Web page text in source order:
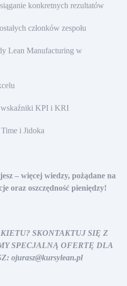
konkretnych rezultatów
członków zespołu
Lean Manufacturing w
wskaźniki KPI i KRI
i Jidoka
– więcej wiedzy, pożądane na
oraz oszczędność pieniędzy!
SKONTAKTUJ SIĘ Z
SPECJALNĄ OFERTĘ DLA
ojurasz@kursylean.pl